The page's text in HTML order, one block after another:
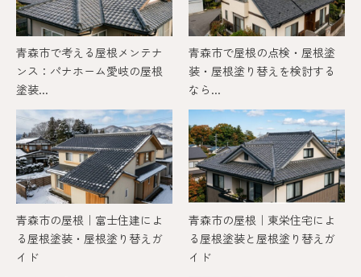
青森市で考える屋根メンテナ
ンス：パナホーム愛岐の屋根
塗装...
青森市で屋根の点検・屋根塗
装・屋根塗り替えを検討する
なら...
青森市の屋根｜富士住建によ
る屋根塗装・屋根塗り替えガ
イド
青森市の屋根｜東栄住宅によ
る屋根塗装と屋根塗り替えガ
イド